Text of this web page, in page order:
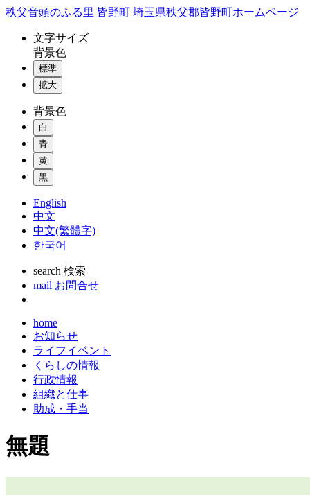
コ
秩父音頭のふる里 皆野町 埼玉県秩父郡皆野町ホームページ
文字サイズ
背景色
標準
拡大
背景色
白
青
黄
黒
English
中文
中文(繁體字)
한국어
search 検索
mail お問合せ
home
お知らせ
ライフイベント
くらしの情報
行政情報
組織と仕事
助成・手当
無題